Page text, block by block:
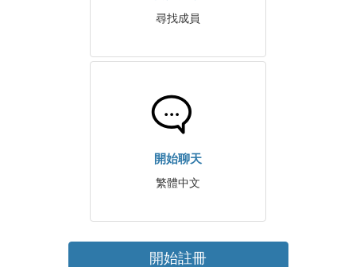
尋找成員
開始聊天
繁體中文
開始註冊